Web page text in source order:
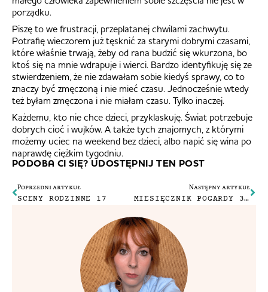
porządku.
Piszę to we frustracji, przeplatanej chwilami zachwytu.
Potrafię wieczorem już tęsknić za starymi dobrymi czasami,
które właśnie trwają, żeby od rana budzić się wkurzona, bo
ktoś się na mnie wdrapuje i wierci. Bardzo identyfikuję się ze
stwierdzeniem, że nie zdawałam sobie kiedyś sprawy, co to
znaczy być zmęczoną i nie mieć czasu. Jednocześnie wtedy
też byłam zmęczona i nie miałam czasu. Tylko inaczej.
Każdemu, kto nie chce dzieci, przyklaskuję. Świat potrzebuje
dobrych cioć i wujków. A także tych znajomych, z którymi
możemy uciec na weekend bez dzieci, albo napić się wina po
naprawdę ciężkim tygodniu.
PODOBA CI SIĘ? UDOSTĘPNIJ TEN POST
Poprzedni artykuł
SCENY RODZINNE 17
Następny artykuł
MIESIĘCZNIK POGARDY 3/2024